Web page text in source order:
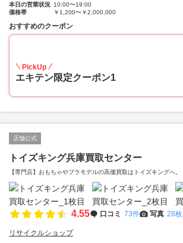
本日の営業状況 10:00〜19:00
価格帯
￥1,200〜￥2,000,000
おすすめのクーポン
PickUp
エキテン限定クーポン1
店舗公式
トイズキング兵庫買取センター
【専門店】おもちゃやプラモデルの高価買取はトイズキングへ。‎
4.55 口コミ 73件 写真 28枚
リサイクルショップ